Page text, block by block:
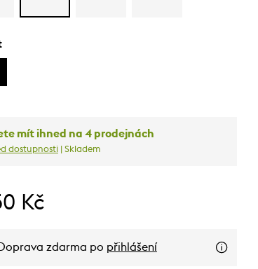
mít ihned na 4 prodejnách
dostupnosti | Skladem
Kč
Doprava zdarma po přihlášení